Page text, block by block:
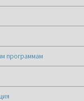
программам